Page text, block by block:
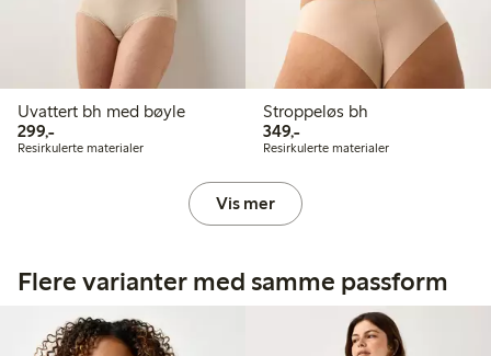
Uvattert bh med bøyle
299,-299,00 kr
Resirkulerte materialer
Stroppeløs bh
349,-349,00 kr
Resirkulerte materialer
Vis mer
Flere varianter med samme passform